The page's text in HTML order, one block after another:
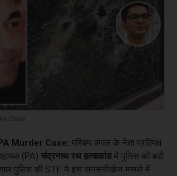
Case
Murder Case: पश्चिम बंगाल के नेता प्रतिपक्ष
(PA) चंद्रनाथ रथ हत्याकांडमें पुलिस को बड़ी
पुलिस की STF ने इस सनसनीखेज मामले में